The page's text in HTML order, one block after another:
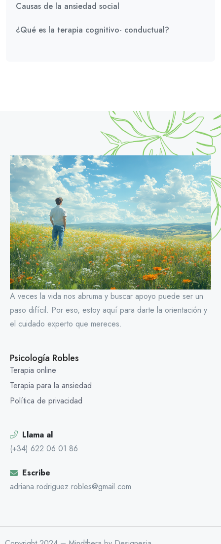
Causas de la ansiedad social
¿Qué es la terapia cognitivo- conductual?
A veces la vida nos abruma y buscar apoyo puede ser un
paso difícil. Por eso, estoy aquí para darte la orientación y
el cuidado experto que mereces.
Psicología Robles
Terapia online
Terapia para la ansiedad
Política de privacidad
Llama al
(+34) 622 06 01 86
Escribe
adriana.rodriguez.robles@gmail.com